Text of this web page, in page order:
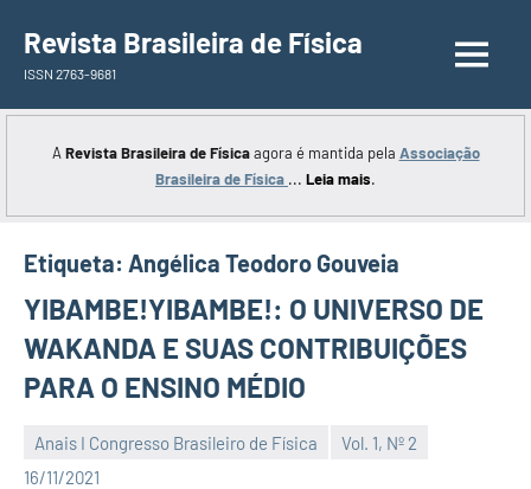
para
conteúdo
Revista Brasileira de Física
ISSN 2763-9681
A Revista Brasileira de Físicaagora é mantida pela Associação
Brasileira de Física ... Leia mais.
Etiqueta: Angélica Teodoro Gouveia
YIBAMBE!YIBAMBE!: O UNIVERSO DE
WAKANDA E SUAS CONTRIBUIÇÕES
PARA O ENSINO MÉDIO
Anais I Congresso Brasileiro de Física
Vol. 1, Nº 2
16/11/2021
Editor